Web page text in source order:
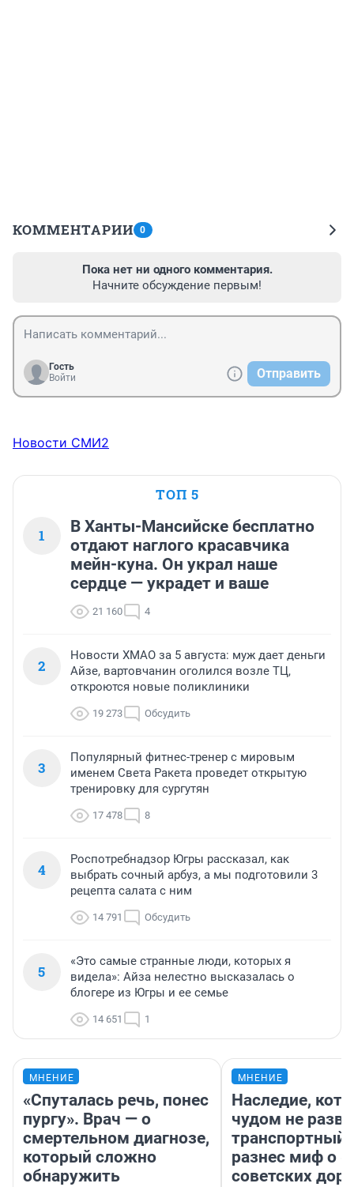
КОММЕНТАРИИ 0
Пока нет ни одного комментария.
Начните обсуждение первым!
Гость
Войти
Отправить
Новости СМИ2
ТОП 5
1
В Ханты-Мансийске бесплатно
отдают наглого красавчика
мейн-куна. Он украл наше
сердце — украдет и ваше
21 160 4
2
Новости ХМАО за 5 августа: муж дает деньги
Айзе, вартовчанин оголился возле ТЦ,
откроются новые поликлиники
19 273 Обсудить
3
Популярный фитнес-тренер с мировым
именем Света Ракета проведет открытую
тренировку для сургутян
17 478 8
4
Роспотребнадзор Югры рассказал, как
выбрать сочный арбуз, а мы подготовили 3
рецепта салата с ним
14 791 Обсудить
5
«Это самые странные люди, которых я
видела»: Айза нелестно высказалась о
блогере из Югры и ее семье
14 651 1
МНЕНИЕ
«Спуталась речь, понес
пургу». Врач — о
смертельном диагнозе,
который сложно
обнаружить
МНЕНИЕ
Наследие,
чудом не
транспортный
разнес миф о
советских